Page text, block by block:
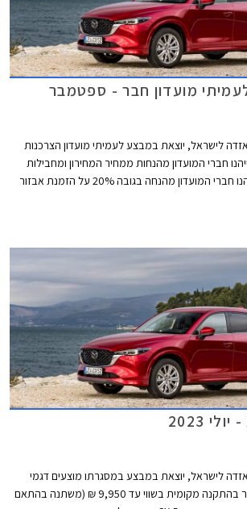
מועדון חבר - ספטמבר
לישראל, יוצאת במבצע לעמיתי מועדון הצרכנות
חברי המועדון מהנחות ממחיר המחירון ומחבילות
אבזור במתנה. בנוסף ייהנו חברי המועדון מהנחה בגובה 20% על הזמנת אבזור
13.10.2023.
2023
לישראל, יוצאת במבצע במסגרתו מוצעים דגמי
החברה עם חבילת אבזור בהתקנה מקומית בשווי עד 9,950 ₪ (משתנה בהתאם